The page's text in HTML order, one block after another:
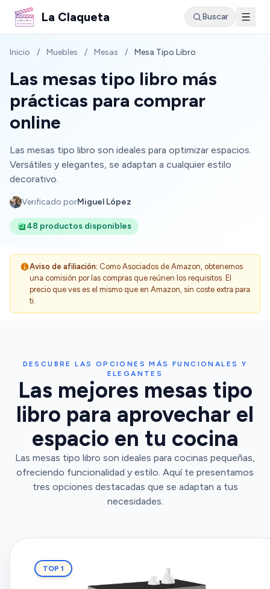
La Claqueta Buscar
Inicio / Muebles / Mesas / Mesa Tipo Libro
Las mesas tipo libro más
prácticas para comprar
online
Las mesas tipo libro son ideales para optimizar espacios.
Versátiles y elegantes, se adaptan a cualquier estilo
decorativo.
Verificado porMiguel López
48 productos disponibles
Aviso de afiliación: Como Asociados de Amazon, obtenemos
una comisión por las compras que reúnen los requisitos. El
precio que ves es el mismo que en Amazon, sin coste extra para
ti.
DESCUBRE LAS OPCIONES MÁS FUNCIONALES Y
ELEGANTES
Las mejores mesas tipo
libro para aprovechar el
espacio en tu cocina
Las mesas tipo libro son ideales para cocinas pequeñas,
ofreciendo funcionalidad y estilo. Aquí te presentamos
tres opciones destacadas que se adaptan a tus
necesidades.
TOP 1